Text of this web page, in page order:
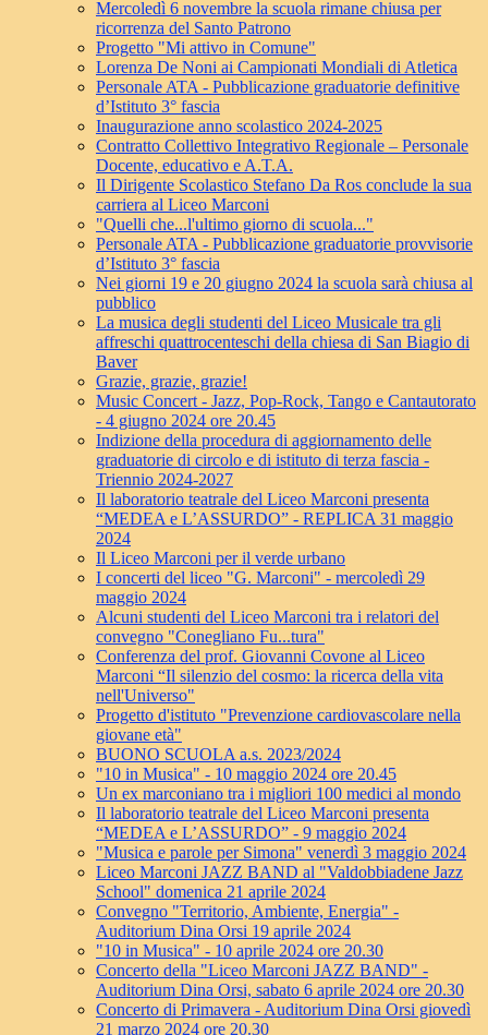
Mercoledì 6 novembre la scuola rimane chiusa per
ricorrenza del Santo Patrono
Progetto "Mi attivo in Comune"
Lorenza De Noni ai Campionati Mondiali di Atletica
Personale ATA - Pubblicazione graduatorie definitive
d’Istituto 3° fascia
Inaugurazione anno scolastico 2024-2025
Contratto Collettivo Integrativo Regionale – Personale
Docente, educativo e A.T.A.
Il Dirigente Scolastico Stefano Da Ros conclude la sua
carriera al Liceo Marconi
"Quelli che...l'ultimo giorno di scuola..."
Personale ATA - Pubblicazione graduatorie provvisorie
d’Istituto 3° fascia
Nei giorni 19 e 20 giugno 2024 la scuola sarà chiusa al
pubblico
La musica degli studenti del Liceo Musicale tra gli
affreschi quattrocenteschi della chiesa di San Biagio di
Baver
Grazie, grazie, grazie!
Music Concert - Jazz, Pop-Rock, Tango e Cantautorato
- 4 giugno 2024 ore 20.45
Indizione della procedura di aggiornamento delle
graduatorie di circolo e di istituto di terza fascia -
Triennio 2024-2027
Il laboratorio teatrale del Liceo Marconi presenta
“MEDEA e L’ASSURDO” - REPLICA 31 maggio
2024
Il Liceo Marconi per il verde urbano
I concerti del liceo "G. Marconi" - mercoledì 29
maggio 2024
Alcuni studenti del Liceo Marconi tra i relatori del
convegno "Conegliano Fu...tura"
Conferenza del prof. Giovanni Covone al Liceo
Marconi “Il silenzio del cosmo: la ricerca della vita
nell'Universo"
Progetto d'istituto "Prevenzione cardiovascolare nella
giovane età"
BUONO SCUOLA a.s. 2023/2024
"10 in Musica" - 10 maggio 2024 ore 20.45
Un ex marconiano tra i migliori 100 medici al mondo
Il laboratorio teatrale del Liceo Marconi presenta
“MEDEA e L’ASSURDO” - 9 maggio 2024
"Musica e parole per Simona" venerdì 3 maggio 2024
Liceo Marconi JAZZ BAND al "Valdobbiadene Jazz
School" domenica 21 aprile 2024
Convegno "Territorio, Ambiente, Energia" -
Auditorium Dina Orsi 19 aprile 2024
"10 in Musica" - 10 aprile 2024 ore 20.30
Concerto della "Liceo Marconi JAZZ BAND" -
Auditorium Dina Orsi, sabato 6 aprile 2024 ore 20.30
Concerto di Primavera - Auditorium Dina Orsi giovedì
21 marzo 2024 ore 20.30